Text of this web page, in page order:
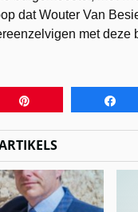
dat Wouter Van
met deze